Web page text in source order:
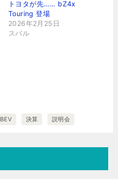
トヨタが先…… bZ4x
Touring 登場
2026年2月25日
スバル
BEV 決算 説明会